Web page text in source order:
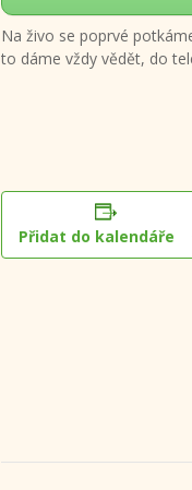
Na živo se poprvé
to dáme vždy vědět, do
Přidat do kalendáře